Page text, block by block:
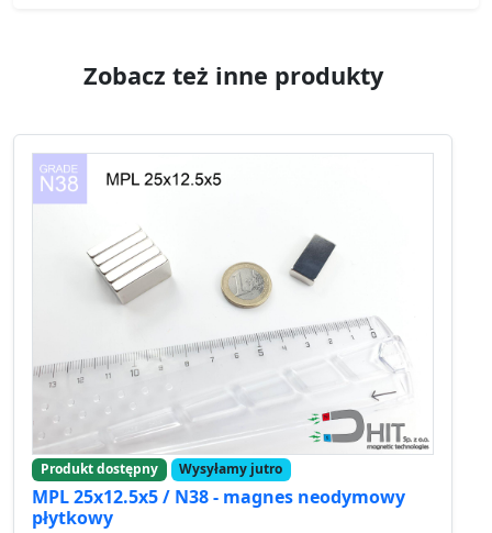
Zobacz też inne produkty
Produkt dostępny Wysyłamy jutro
MPL 25x12.5x5 / N38 - magnes neodymowy
płytkowy